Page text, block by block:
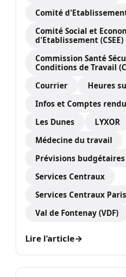
Comité
Comité Social et
d'Etablissement (CSEE)
Commission Santé
Conditions de Travail
Courrier
Heures
Infos et Comptes
Les Dunes
LYXOR
Médecine du travail
Prévisions budgétaires
Services Centraux
Services Centraux
Val de Fontenay (VDF)
Lire l'article→